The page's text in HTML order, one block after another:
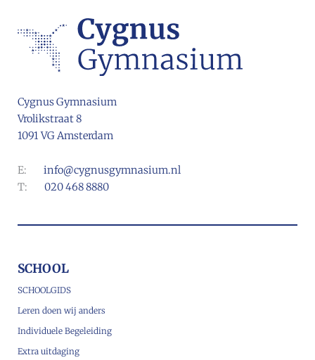
Cygnus Gymnasium
Vrolikstraat 8
1091 VG Amsterdam
E: info@cygnusgymnasium.nl
T: 020 468 8880
SCHOOL
SCHOOLGIDS
Leren doen wij anders
Individuele Begeleiding
Extra uitdaging